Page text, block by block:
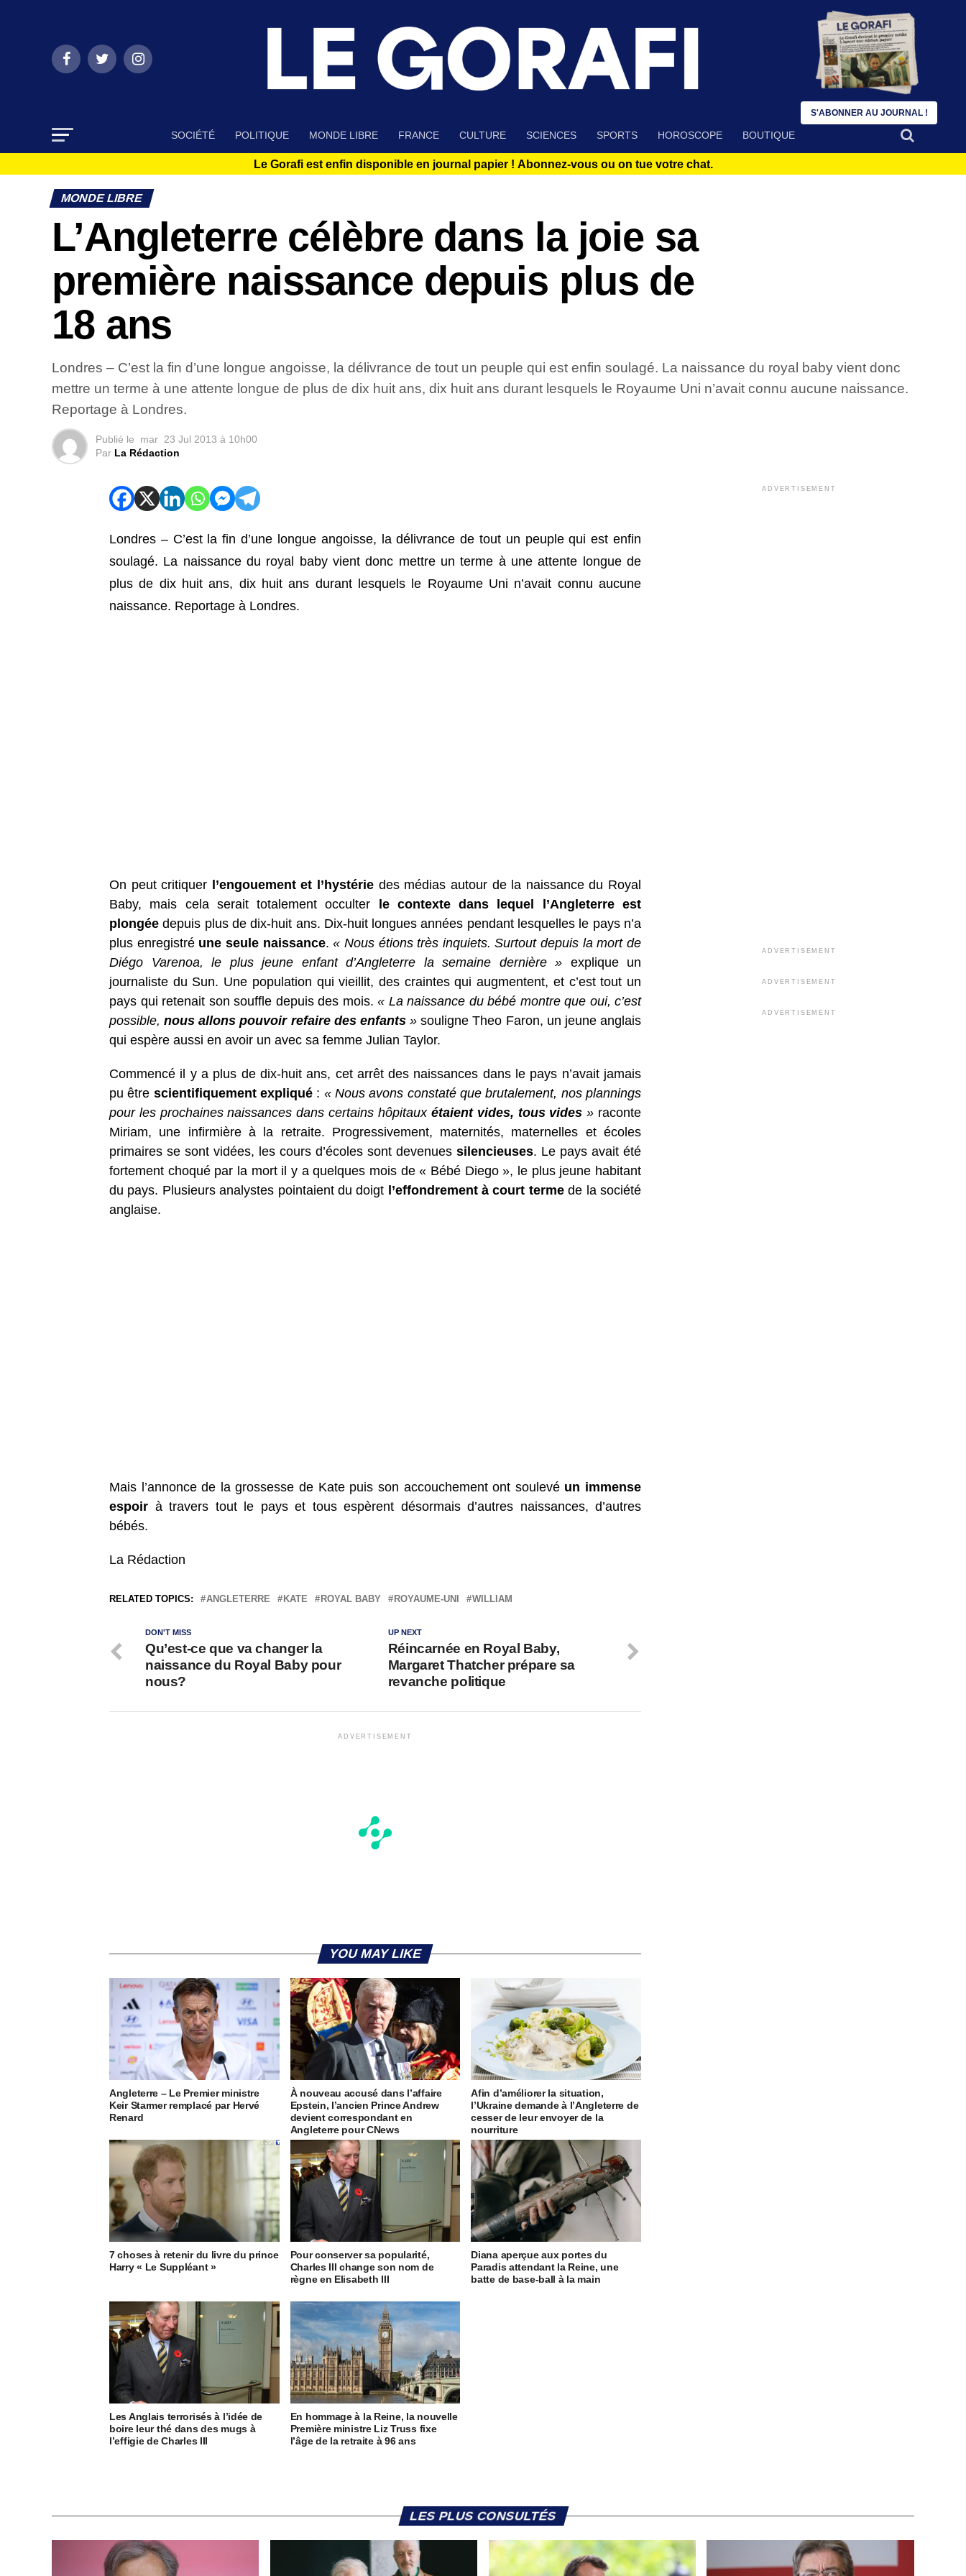
SOCIÉTÉ POLITIQUE MONDE LIBRE FRANCE CULTURE SCIENCES SPORTS HOROSCOPE BOUTIQUE
Le Gorafi est enfin disponible en journal papier ! Abonnez-vous ou on tue votre chat.
MONDE LIBRE
L’Angleterre célèbre dans la joie sa
première naissance depuis plus de
18 ans
Londres – C’est la fin d’une longue angoisse, la délivrance de tout un peuple qui est enfin soulagé. La naissance du royal baby vient donc
mettre un terme à une attente longue de plus de dix huit ans, dix huit ans durant lesquels le Royaume Uni n’avait connu aucune naissance.
Reportage à Londres.
Publié le mar 23 Jul 2013 à 10h00
Par La Rédaction
Londres – C’est la fin d’une longue angoisse, la délivrance de tout un peuple qui est enfin
soulagé. La naissance du royal baby vient donc mettre un terme à une attente longue de
plus de dix huit ans, dix huit ans durant lesquels le Royaume Uni n’avait connu aucune
naissance. Reportage à Londres.
On peut critiquer l’engouement et l’hystérie des médias autour de la naissance du Royal
Baby, mais cela serait totalement occulter le contexte dans lequel l’Angleterre est
plongée depuis plus de dix-huit ans. Dix-huit longues années pendant lesquelles le pays n’a
plus enregistré une seule naissance.« Nous étions très inquiets. Surtout depuis la mort de
Diégo Varenoa, le plus jeune enfant d’Angleterre la semaine dernière » explique un
journaliste du Sun. Une population qui vieillit, des craintes qui augmentent, et c’est tout un
pays qui retenait son souffle depuis des mois. « La naissance du bébé montre que oui, c’est
possible,nous allons pouvoir refaire des enfants» souligne Theo Faron, un jeune anglais
qui espère aussi en avoir un avec sa femme Julian Taylor.
Commencé il y a plus de dix-huit ans, cet arrêt des naissances dans le pays n’avait jamais
pu être scientifiquement expliqué : « Nous avons constaté que brutalement, nos plannings
pour les prochaines naissances dans certains hôpitauxétaient vides, tous vides » raconte
Miriam, une infirmière à la retraite. Progressivement, maternités, maternelles et écoles
primaires se sont vidées, les cours d’écoles sont devenues silencieuses. Le pays avait été
fortement choqué par la mort il y a quelques mois de « Bébé Diego », le plus jeune habitant
du pays. Plusieurs analystes pointaient du doigt l’effondrement à court termede la société
anglaise.
Mais l’annonce de la grossesse de Kate puis son accouchement ont soulevéun immense
espoir à travers tout le pays et tous espèrent désormais d’autres naissances, d’autres
bébés.
La Rédaction
RELATED TOPICS: ANGLETERRE KATE ROYAL BABY ROYAUME-UNI WILLIAM
UP NEXT
Réincarnée en Royal Baby,
Margaret Thatcher prépare sa
revanche politique
DON'T MISS
Qu’est-ce que va changer la
naissance du Royal Baby pour
nous?
ADVERTISEMENT
YOU MAY LIKE
Angleterre – Le Premier ministre
Keir Starmer remplacé par Hervé
Renard
À nouveau accusé dans l’affaire
Epstein, l’ancien Prince Andrew
devient correspondant en
Angleterre pour CNews
Afin d’améliorer la situation,
l’Ukraine demande à l’Angleterre de
cesser de leur envoyer de la
nourriture
7 choses à retenir du livre du prince
Harry « Le Suppléant »
Pour conserver sa popularité,
Charles III change son nom de
règne en Elisabeth III
Diana aperçue aux portes du
Paradis attendant la Reine, une
batte de base-ball à la main
Les Anglais terrorisés à l’idée de
boire leur thé dans des mugs à
l’effigie de Charles III
En hommage à la Reine, la nouvelle
Première ministre Liz Truss fixe
l’âge de la retraite à 96 ans
ADVERTISEMENT
ADVERTISEMENT
ADVERTISEMENT
ADVERTISEMENT
LES PLUS CONSULTÉS
S'ABONNER AU JOURNAL !